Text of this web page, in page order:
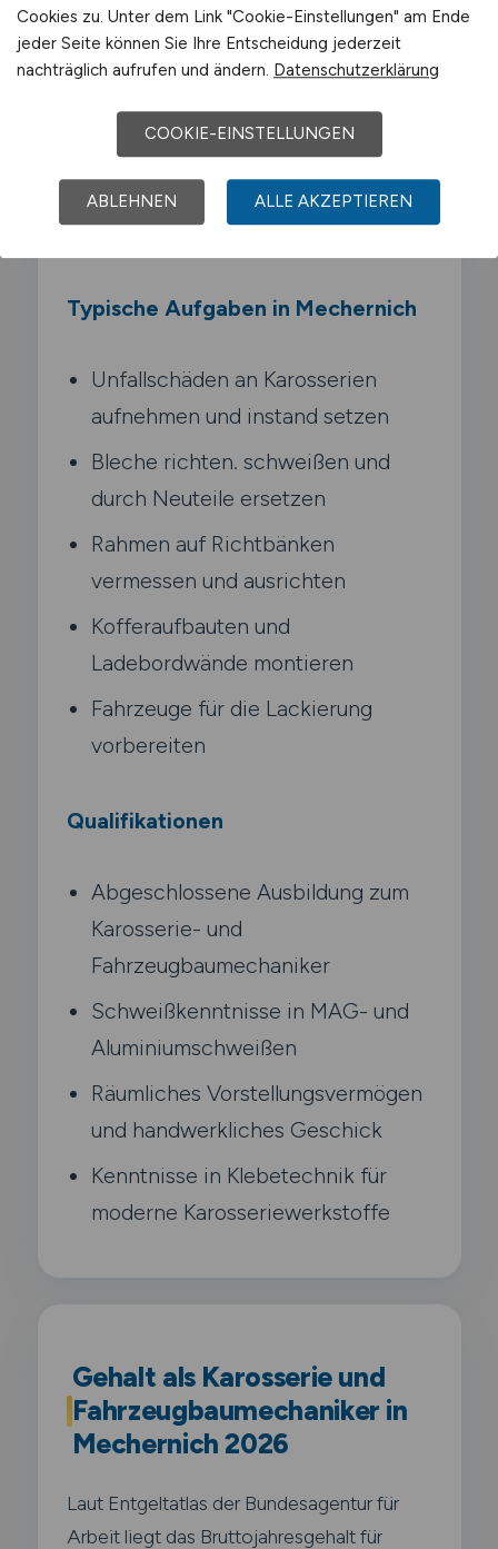
Fahrzeugbaumechaniker reparierst du
beschädigte Fahrzeugkarosserien oder
Du richtest verzogene Rahmen. schweißt
Unfallreparatur und Fahrzeugbau gehören
zu deinem Alltag.
Typische Aufgaben in Mechernich
Unfallschäden an Karosserien
aufnehmen und instand setzen
Bleche richten. schweißen und
durch Neuteile ersetzen
Rahmen auf Richtbänken
vermessen und ausrichten
Kofferaufbauten und
Ladebordwände montieren
Fahrzeuge für die Lackierung
vorbereiten
Qualifikationen
Abgeschlossene Ausbildung zum
Karosserie- und
Fahrzeugbaumechaniker
Schweißkenntnisse in MAG- und
Aluminiumschweißen
Räumliches Vorstellungsvermögen
und handwerkliches Geschick
Kenntnisse in Klebetechnik für
moderne Karosseriewerkstoffe
Gehalt als Karosserie und
Fahrzeugbaumechaniker in
Mechernich 2026
Laut Entgeltatlas der Bundesagentur für
Arbeit liegt das Bruttojahresgehalt für
Cookies zu. Unter dem Link "Cookie-Einstellungen" am Ende
jeder Seite können Sie Ihre Entscheidung jederzeit
nachträglich aufrufen und ändern. Datenschutzerklärung
COOKIE-EINSTELLUNGEN
ABLEHNEN ALLE AKZEPTIEREN